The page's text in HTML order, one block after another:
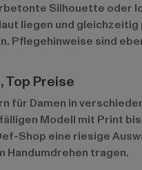
Silhouette
liegen und
Pflegehinweise sind
Top Preise
Damen in
Modell mit Print
Shop eine riesige
Handumdrehen tragen.